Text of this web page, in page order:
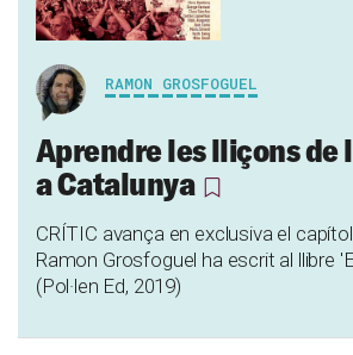
RAMON GROSFOGUEL
Aprendre les lliçons de
a Catalunya
CRÍTIC avança en exclusiva el
Ramon Grosfoguel ha escrit al llibre
(Pol·len Ed, 2019)